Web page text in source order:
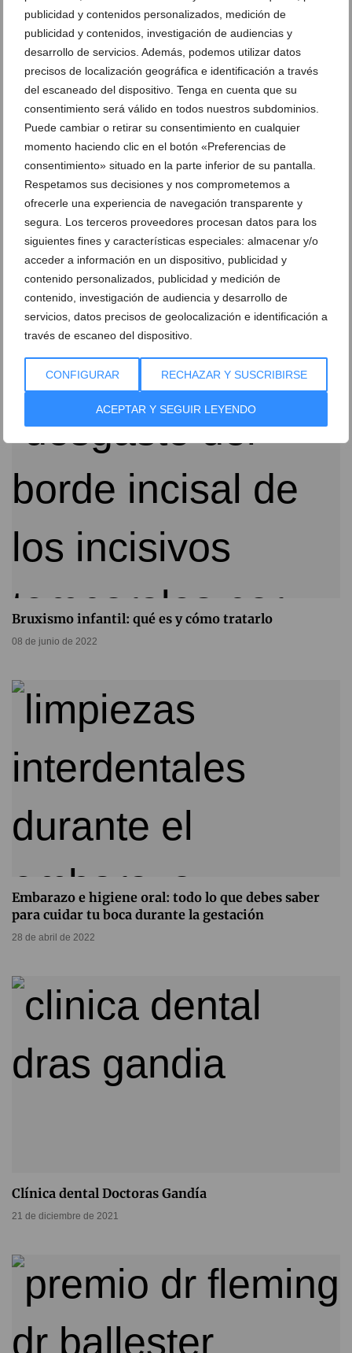
publicidad y contenidos personalizados, medición de
publicidad y contenidos, investigación de audiencias y
desarrollo de servicios. Además, podemos utilizar datos
precisos de localización geográfica e identificación a través
del escaneado del dispositivo. Tenga en cuenta que su
consentimiento será válido en todos nuestros subdominios.
Puede cambiar o retirar su consentimiento en cualquier
momento haciendo clic en el botón «Preferencias de
consentimiento» situado en la parte inferior de su pantalla.
Respetamos sus decisiones y nos comprometemos a
ofrecerle una experiencia de navegación transparente y
segura. Los terceros proveedores procesan datos para los
siguientes fines y características especiales: almacenar y/o
acceder a información en un dispositivo, publicidad y
contenido personalizados, publicidad y medición de
contenido, investigación de audiencia y desarrollo de
servicios, datos precisos de geolocalización e identificación a
través de escaneo del dispositivo.
CONFIGURAR RECHAZAR Y SUSCRIBIRSE
ACEPTAR Y SEGUIR LEYENDO
Sensibilidad dental: un problema que sufren cada
12 de septiembre de 2022
Halitosis oral: qué es y cómo prevenirla
Bruxismo infantil: qué es y cómo tratarlo
08 de junio de 2022
Embarazo e higiene oral: todo lo que debes saber
para cuidar tu boca durante la gestación
28 de abril de 2022
Clínica dental Doctoras Gandía
21 de diciembre de 2021